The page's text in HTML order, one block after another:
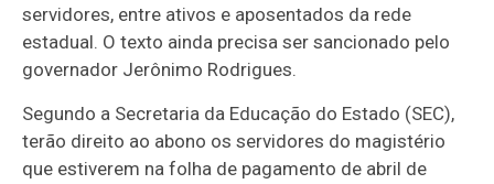
servidores, entre ativos e aposentados da rede
estadual. O texto ainda precisa ser sancionado pelo
governador Jerônimo Rodrigues.
Segundo a Secretaria da Educação do Estado (SEC),
terão direito ao abono os servidores do magistério
que estiverem na folha de pagamento de abril de